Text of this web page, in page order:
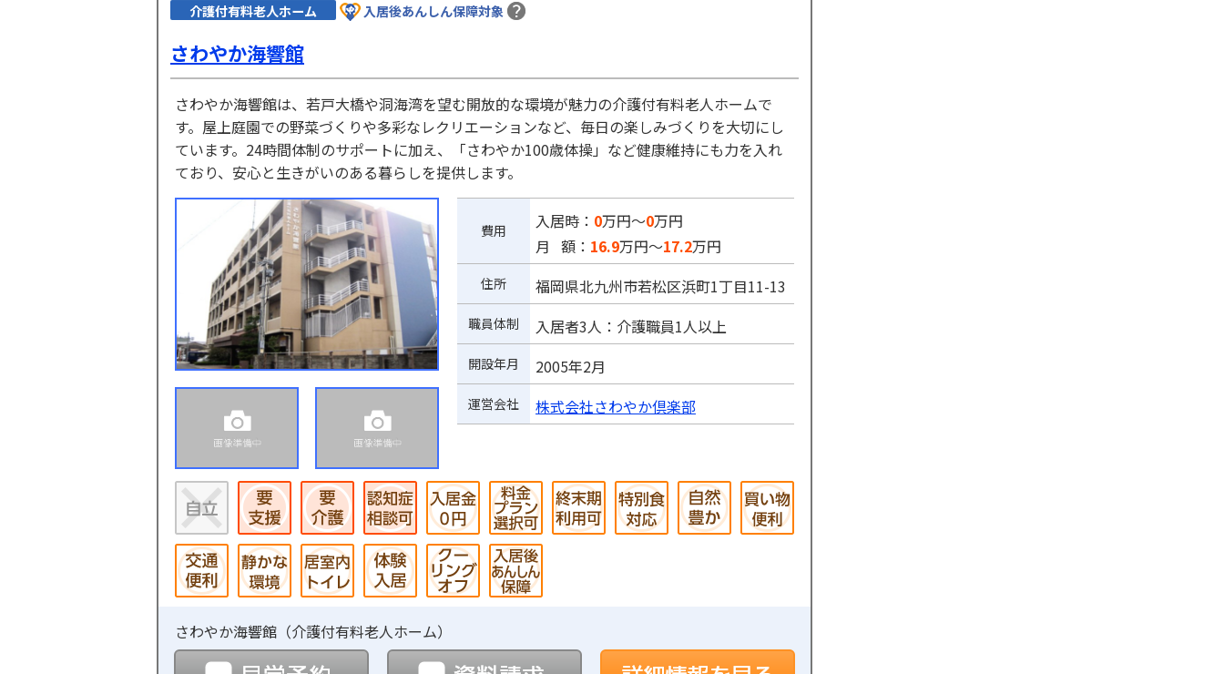
介護付有料老人ホーム 入居後あんしん保障対象
さわやか海響館
さわやか海響館は、若戸大橋や洞海湾を望む開放的な環境が魅力の介護付有料老人ホームで
す。屋上庭園での野菜づくりや多彩なレクリエーションなど、毎日の楽しみづくりを大切にし
ています。24時間体制のサポートに加え、「さわやか100歳体操」など健康維持にも力を入れ
ており、安心と生きがいのある暮らしを提供します。
費用 入居時： 0万円～0万円
月 額： 16.9万円～17.2万円
住所 福岡県北九州市若松区浜町1丁目11-13
職員体制 入居者3人：介護職員1人以上
開設年月 2005年2月
運営会社 株式会社さわやか倶楽部
さわやか海響館（介護付有料老人ホーム）
見学予約
資料請求